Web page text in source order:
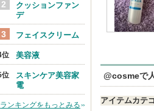
@cosmeで
アイテムカテ
クッションファン
デ
フェイスクリーム
美容液
スキンケア美容家
電
ランキングをもっとみる